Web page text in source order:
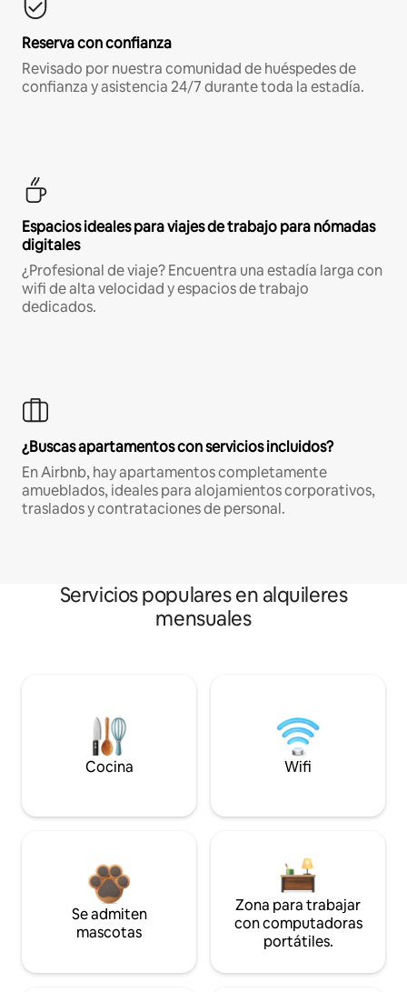
Reserva con confianza
Revisado por nuestra comunidad de huéspedes de
confianza y asistencia 24/7 durante toda la estadía.
Espacios ideales para viajes de trabajo para nómadas
digitales
¿Profesional de viaje? Encuentra una estadía larga con
wifi de alta velocidad y espacios de trabajo
dedicados.
¿Buscas apartamentos con servicios incluidos?
En Airbnb, hay apartamentos completamente
amueblados, ideales para alojamientos corporativos,
traslados y contrataciones de personal.
Servicios populares en alquileres
mensuales
Cocina Wifi
Se admiten
mascotas
Zona para trabajar
con computadoras
portátiles.